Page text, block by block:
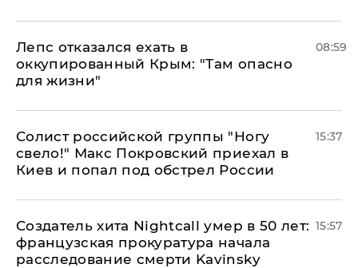
Лепс отказался ехать в
оккупированный Крым: "Там опасно
для жизни"
08:59
Солист российской группы "Ногу
свело!" Макс Покровский приехал в
Киев и попал под обстрел России
15:37
Создатель хита Nightcall умер в 50 лет:
французская прокуратура начала
расследование смерти Kavinsky
15:57